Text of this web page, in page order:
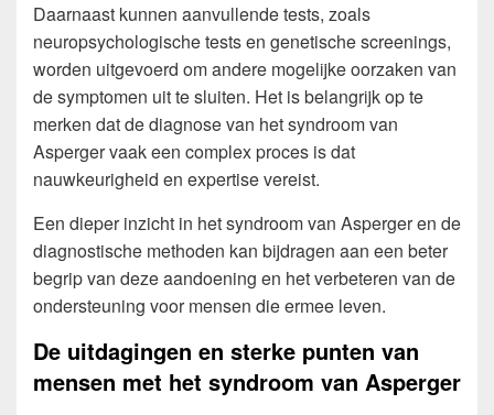
Daarnaast kunnen aanvullende tests, zoals
neuropsychologische tests en genetische screenings,
worden uitgevoerd om andere mogelijke oorzaken van
de symptomen uit te sluiten. Het is belangrijk op te
merken dat de diagnose van het syndroom van
Asperger vaak een complex proces is dat
nauwkeurigheid en expertise vereist.
Een dieper inzicht in het syndroom van Asperger en de
diagnostische methoden kan bijdragen aan een beter
begrip van deze aandoening en het verbeteren van de
ondersteuning voor mensen die ermee leven.
De uitdagingen en sterke punten van
mensen met het syndroom van Asperger